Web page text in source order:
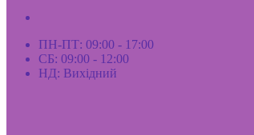
ПН-ПТ: 09:00 - 17:00
СБ: 09:00 - 12:00
НД: Вихідний